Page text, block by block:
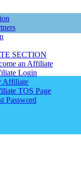
SECTION
an Affiliate
Login
Affiliate
TOS Page
Password